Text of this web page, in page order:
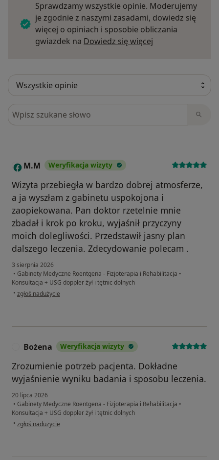
Sprawdzamy wszystkie opinie. Moderujemy
je zgodnie z naszymi zasadami, dowiedz się
więcej o opiniach i sposobie obliczania
gwiazdek na Dowiedz się więcej
Szukaj w opiniach
M M.M Weryfikacja wizyty
Wizyta przebiegła w bardzo dobrej atmosferze,
a ja wyszłam z gabinetu uspokojona i
zaopiekowana. Pan doktor rzetelnie mnie
zbadał i krok po kroku, wyjaśnił przyczyny
moich dolegliwości. Przedstawił jasny plan
dalszego leczenia. Zdecydowanie polecam .
3 sierpnia 2026
• Gabinety Medyczne Roentgena - Fizjoterapia i Rehabilitacja •
Konsultacja + USG doppler żył i tętnic dolnych
• w opinii użytkownika M.M
zgłoś nadużycie
Bożena Weryfikacja wizyty
Zrozumienie potrzeb pacjenta. Dokładne
wyjaśnienie wyniku badania i sposobu leczenia.
20 lipca 2026
• Gabinety Medyczne Roentgena - Fizjoterapia i Rehabilitacja •
Konsultacja + USG doppler żył i tętnic dolnych
• w opinii użytkownika Bożena
zgłoś nadużycie